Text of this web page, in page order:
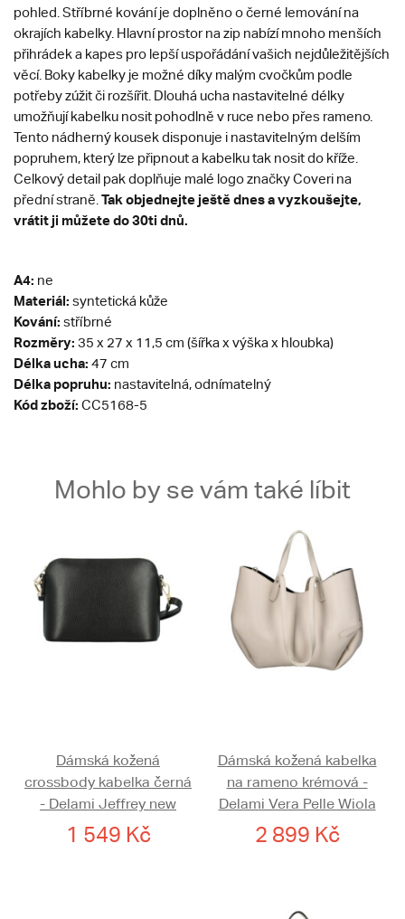
pohled. Stříbrné kování je doplněno o černé lemování na
okrajích kabelky. Hlavní prostor na zip nabízí mnoho menších
přihrádek a kapes pro lepší uspořádání vašich nejdůležitějších
věcí. Boky kabelky je možné díky malým cvočkům podle
potřeby zúžit či rozšířit. Dlouhá ucha nastavitelné délky
umožňují kabelku nosit pohodlně v ruce nebo přes rameno.
Tento nádherný kousek disponuje i nastavitelným delším
popruhem, který lze připnout a kabelku tak nosit do kříže.
Celkový detail pak doplňuje malé logo značky Coveri na
přední straně. Tak objednejte ještě dnes a vyzkoušejte,
vrátit ji můžete do 30ti dnů.
A4: ne
Materiál: syntetická kůže
Kování: stříbrné
Rozměry: 35 x 27 x 11,5 cm (šířka x výška x hloubka)
Délka ucha: 47 cm
Délka popruhu: nastavitelná, odnímatelný
Kód zboží: CC5168-5
Mohlo by se vám také líbit
Dámská kožená
crossbody kabelka černá
- Delami Jeffrey new
1 549 Kč
Dámská kožená kabelka
na rameno krémová -
Delami Vera Pelle Wiola
2 899 Kč